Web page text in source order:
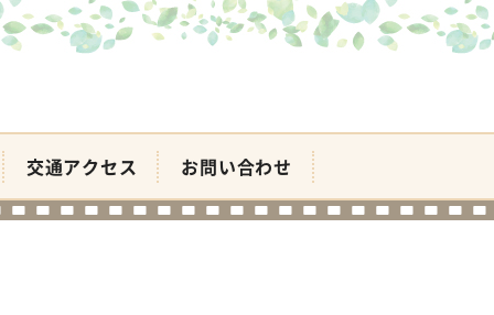
交通アクセス お問い合わせ